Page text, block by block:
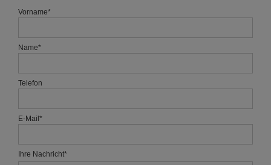
Vorname*
Name*
Telefon
E-Mail *
Ihre Nachricht*